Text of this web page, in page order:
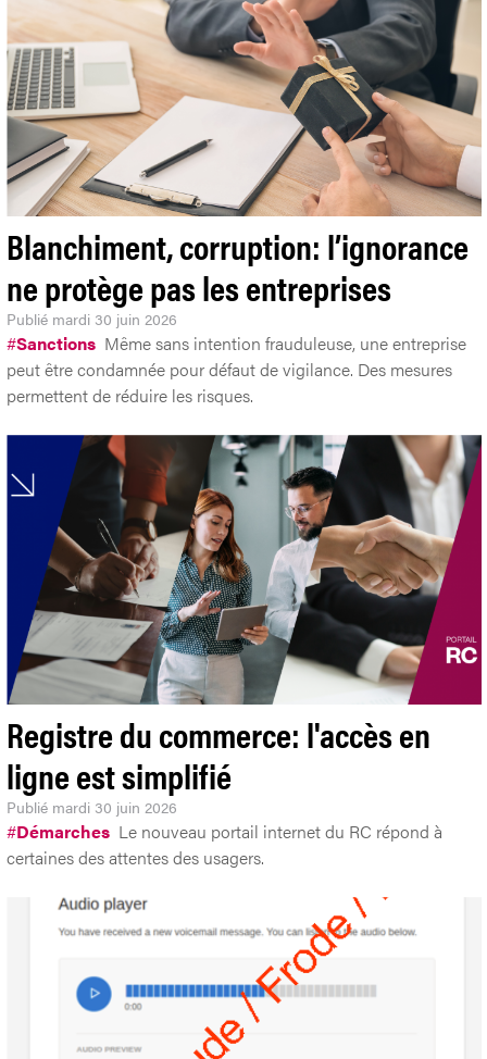
Blanchiment, corruption: l’ignorance
ne protège pas les entreprises
Publié mardi 30 juin 2026
#Sanctions Même sans intention frauduleuse, une entreprise
peut être condamnée pour défaut de vigilance. Des mesures
permettent de réduire les risques.
Registre du commerce: l'accès en
ligne est simplifié
Publié mardi 30 juin 2026
#Démarches Le nouveau portail internet du RC répond à
certaines des attentes des usagers.